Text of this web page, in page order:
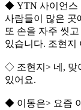
◆ YTN 사이언스
사람들이 많은 곳
또 손을 자주 씻
있습니다. 조현지
◇ 조현지> 네, 맞
있어요.
◆ 이동은> 요즘